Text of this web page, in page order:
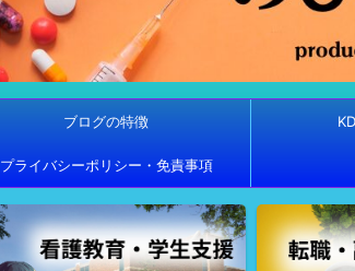
ブログの特徴
プライバシーポリシー・免責事項